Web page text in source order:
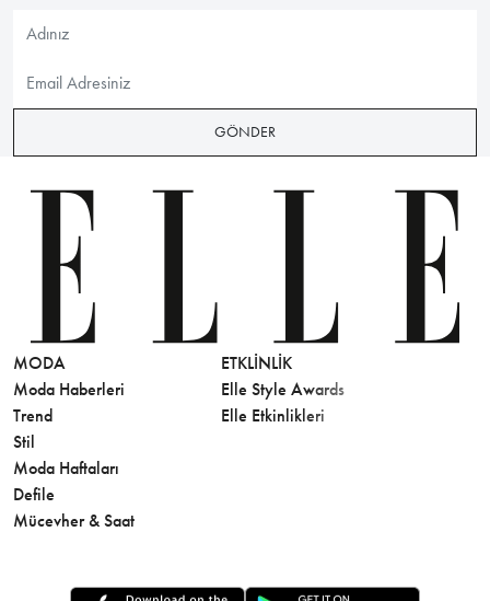
GÖNDER
MODA
Moda Haberleri
Trend
Stil
Moda Haftaları
Defile
Mücevher & Saat
ETKLINLIK
Elle Style Awards
Elle Etkinlikleri